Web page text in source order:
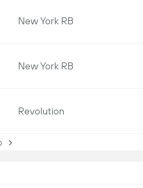
New York RB
New York RB
Revolution